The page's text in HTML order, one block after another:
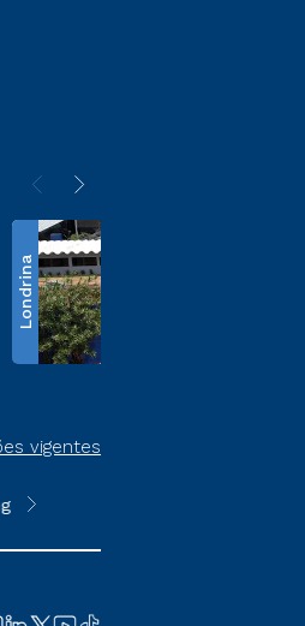
Londrina
vigentes
exceto na prova on-line ou
**Semipresencial é um formato do